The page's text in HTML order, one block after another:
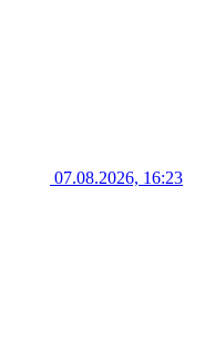
07.08.2026, 16:23